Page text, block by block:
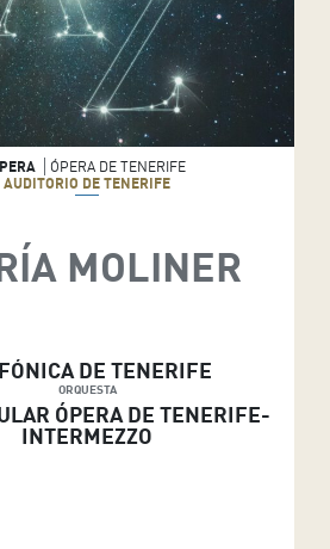
ÓPERA DE TENERIFE
AUDITORIO DE TENERIFE
MOLINER
DE TENERIFE
ORQUESTA
ÓPERA DE TENERIFE-
INTERMEZZO